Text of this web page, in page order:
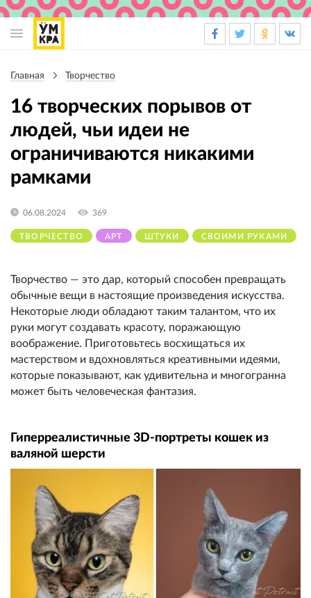
навигация
навигации
Главная Творчество
16 творческих порывов от
людей, чьи идеи не
ограничиваются никакими
рамками
ТВОРЧЕСТВО АРТ ШТУКИ СВОИМИ РУКАМИ
06.08.2024 369
Творчество — это дар, который способен превращать
обычные вещи в настоящие произведения искусства.
Некоторые люди обладают таким талантом, что их
руки могут создавать красоту, поражающую
воображение. Приготовьтесь восхищаться их
мастерством и вдохновляться креативными идеями,
которые показывают, как удивительна и многогранна
может быть человеческая фантазия.
Гиперреалистичные 3D-портреты кошек из
валяной шерсти